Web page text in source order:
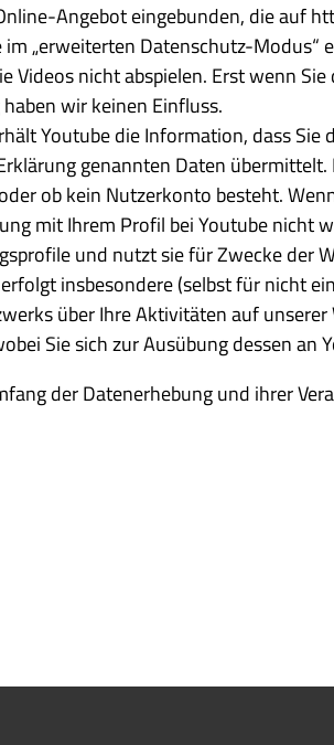
Angebot eingebunden, die auf
„erweiterten Datenschutz-Modus“
Videos nicht abspielen. Erst wenn
wir keinen Einfluss.
Youtube die Information, dass
genannten Daten
ob kein Nutzerkonto besteht.
mit Ihrem Profil bei Youtube nicht
und nutzt sie für Zwecke
insbesondere (selbst für nicht
über Ihre Aktivitäten auf
Sie sich zur Ausübung dessen an
der Datenerhebung und ihrer